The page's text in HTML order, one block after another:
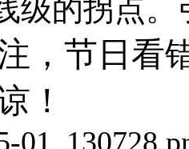
级的拐点。
，节日看
！